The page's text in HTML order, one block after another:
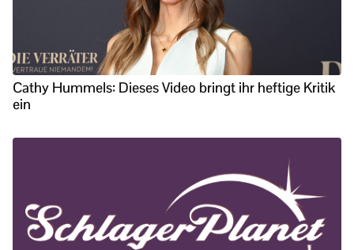
Cathy Hummels: Dieses Video bringt ihr heftige Kritik
ein